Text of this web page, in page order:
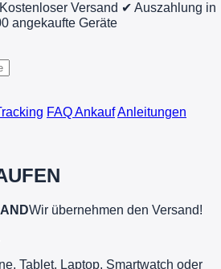
Versand ✔ Auszahlung in
angekaufte Geräte
FAQ AnkaufAnleitungen
Wir übernehmen den Versand!
Tablet, Laptop, Smartwatch oder